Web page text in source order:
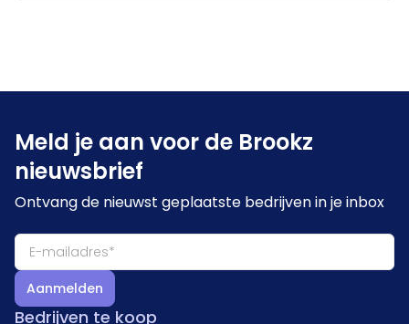
Meld je aan voor de Brookz
nieuwsbrief
Ontvang de nieuwst geplaatste bedrijven in je inbox
Aanmelden
Bedrijven te koop